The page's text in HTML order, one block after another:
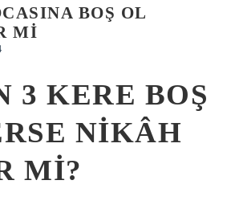
BOŞ OL
MI
3 KERE BOŞ
NIKÂH
MI?